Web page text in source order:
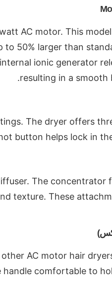
AC motor. This
50% larger than
ionic generator
resulting in a smooth
The dryer offers
button helps lock in
The concentrator
texture. These
AC motor hair
comfortable to